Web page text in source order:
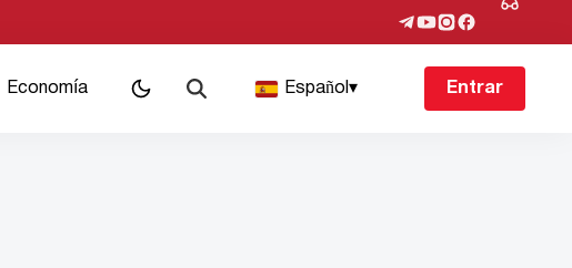
Economía Español▾ Entrar